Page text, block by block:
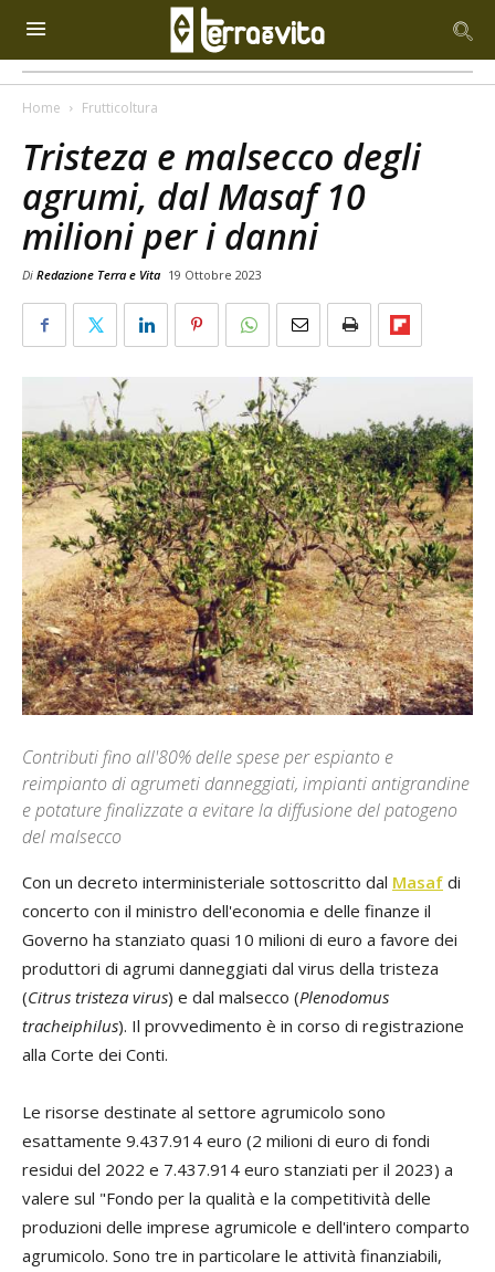
Home Frutticoltura
Tristeza e malsecco degli
agrumi, dal Masaf 10
milioni per i danni
Di Redazione Terra e Vita 19 Ottobre 2023
Contributi fino all'80% delle spese per espianto e
reimpianto di agrumeti danneggiati, impianti antigrandine
e potature finalizzate a evitare la diffusione del patogeno
del malsecco
Con un decreto interministeriale sottoscritto dal Masaf di
concerto con il ministro dell'economia e delle finanze il
Governo ha stanziato quasi 10 milioni di euro a favore dei
produttori di agrumi danneggiati dal virus della tristeza
(Citrus tristeza virus) e dal malsecco (Plenodomus
tracheiphilus). Il provvedimento è in corso di registrazione
alla Corte dei Conti.
Le risorse destinate al settore agrumicolo sono
esattamente 9.437.914 euro (2 milioni di euro di fondi
residui del 2022 e 7.437.914 euro stanziati per il 2023) a
valere sul "Fondo per la qualità e la competitività delle
produzioni delle imprese agrumicole e dell'intero comparto
agrumicolo. Sono tre in particolare le attività finanziabili,